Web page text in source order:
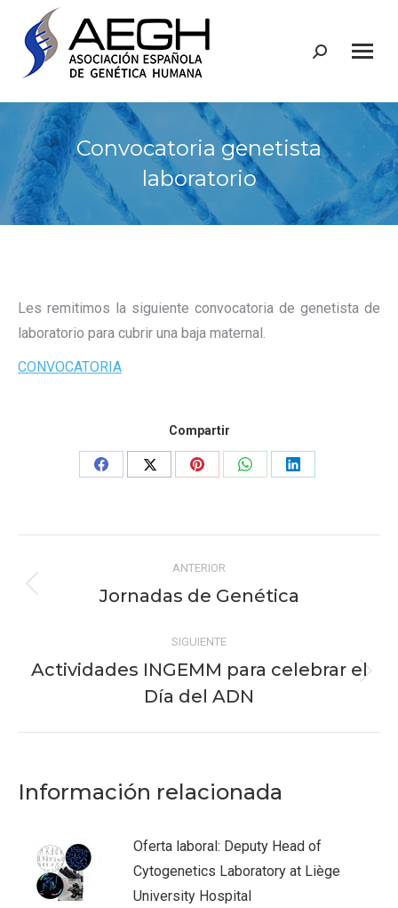
Buscar:
Convocatoria genetista
laboratorio
Les remitimos la siguiente convocatoria de genetista de
laboratorio para cubrir una baja maternal.
CONVOCATORIA
Compartir
Share
Share
Share
Share
Share
entre
ANTERIOR
Publicación
Jornadas de Genética
SIGUIENTE
Publicación
siguiente:
Actividades INGEMM para celebrar el
Día del ADN
Información relacionada
Oferta laboral: Deputy Head of
Cytogenetics Laboratory at Liège
University Hospital